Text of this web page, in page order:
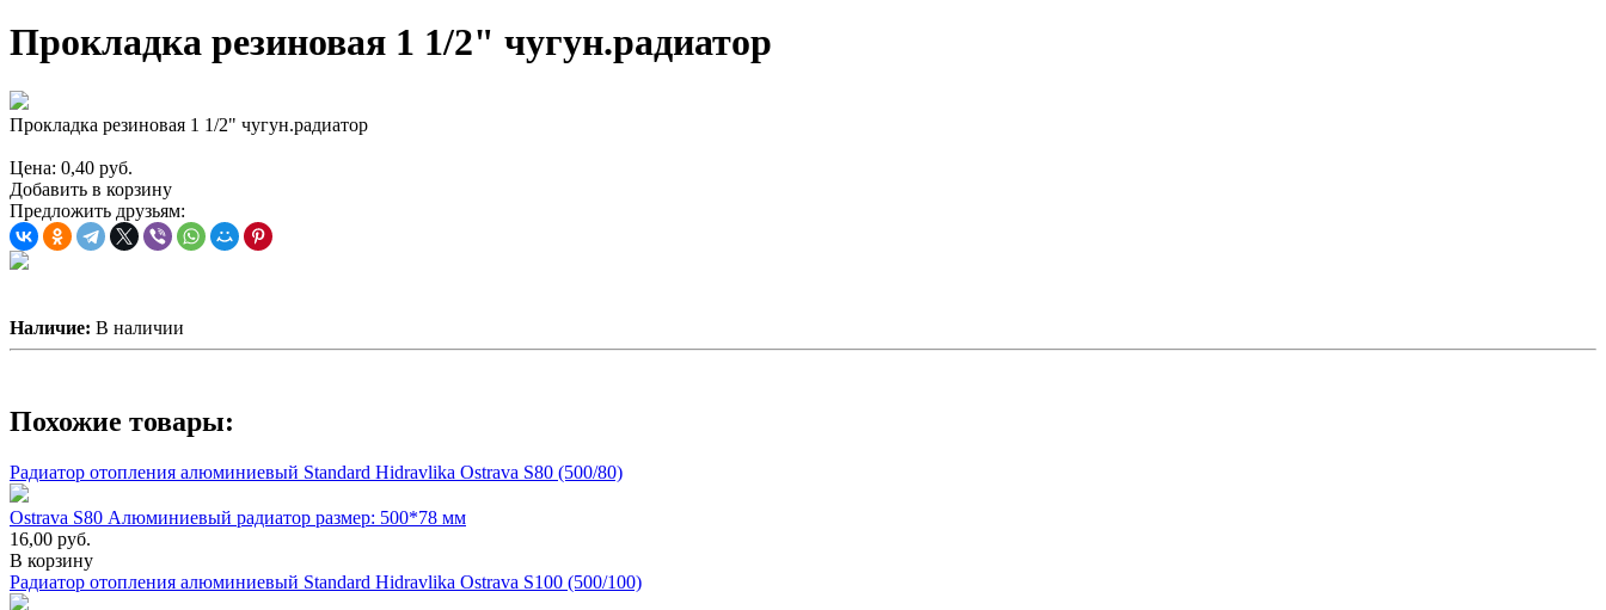
Прокладка резиновая 1 1/2" чугун.радиатор
Прокладка резиновая 1 1/2" чугун.радиатор
Цена: 0,40 руб.
Добавить в корзину
Предложить друзьям:
Наличие: В наличии
Похожие товары:
Радиатор отопления алюминиевый Standard Hidravlika Ostrava S80 (500/80)
Ostrava S80 Алюминиевый радиатор размер: 500*78 мм
16,00 руб.
В корзину
Радиатор отопления алюминиевый Standard Hidravlika Ostrava S100 (500/100)